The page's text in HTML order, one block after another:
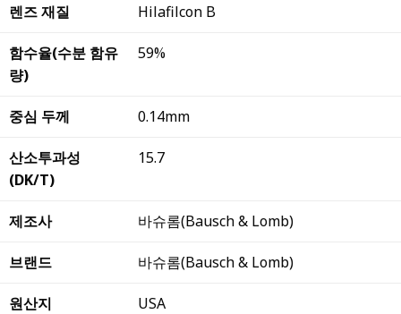
렌즈 재질 Hilafilcon B
함수율(수분 함유
량)
59%
중심 두께 0.14mm
산소투과성
(DK/T)
15.7
제조사 바슈롬(Bausch & Lomb)
브랜드 바슈롬(Bausch & Lomb)
원산지 USA